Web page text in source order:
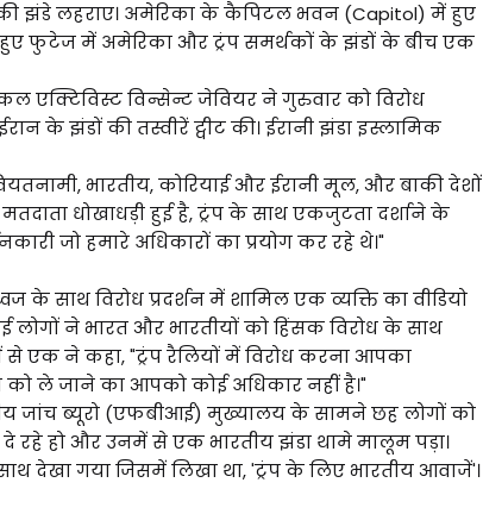
झंडे लहराए। अमेरिका के कैपिटल भवन (Capitol) में हुए
हुए फुटेज में अमेरिका और ट्रंप समर्थकों के झंडों के बीच एक
एक्टिविस्ट विन्सेन्ट जेवियर ने गुरुवार को विरोध
के झंडों की तस्वीरें ट्वीट की। ईरानी झंडा इस्लामिक
भारतीय, कोरियाई और ईरानी मूल, और बाकी देशों
धोखाधड़ी हुई है, ट्रंप के साथ एकजुटता दर्शाने के
जो हमारे अधिकारों का प्रयोग कर रहे थे।"
साथ विरोध प्रदर्शन में शामिल एक व्यक्ति का वीडियो
लोगों ने भारत और भारतीयों को हिंसक विरोध के साथ
एक ने कहा, "ट्रंप रैलियों में विरोध करना आपका
को ले जाने का आपको कोई अधिकार नहीं है।"
जांच ब्यूरो (एफबीआई) मुख्यालय के सामने छह लोगों को
रहे हो और उनमें से एक भारतीय झंडा थामे मालूम पड़ा।
देखा गया जिसमें लिखा था, 'ट्रंप के लिए भारतीय आवाजें'।